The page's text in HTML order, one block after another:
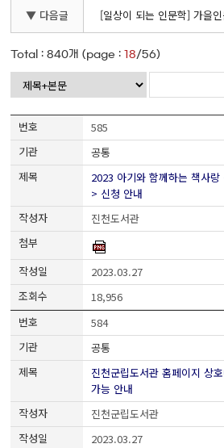
▼ 다음글
Total :840개 (page : 18/56)
585
공통
2023 아기와 함께하는 책사
> 신청 안내
진천도서관
2023.03.27
18,956
584
공통
진천군립도서관 홈페이지 상
가능 안내
진천군립도서관
2023.03.27